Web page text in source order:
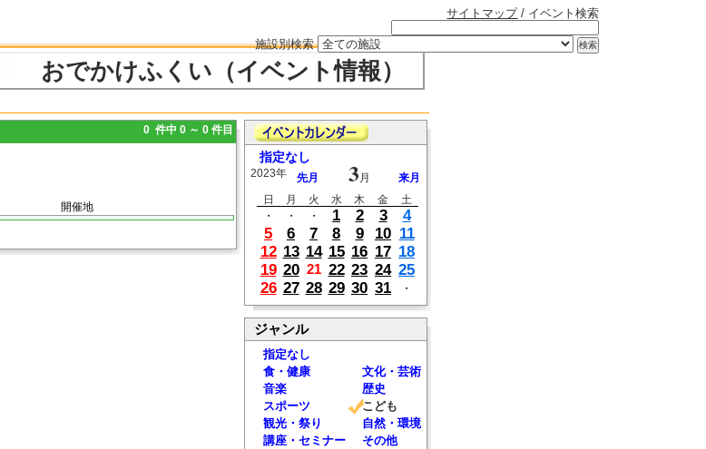
サイトマップ/ イベント検索
施設別検索
おでかけふくい（イベント情報）
0 件中 0 ～ 0 件目
開催地
指定なし
2023年 先月 3 月
来月
日
月 火 水 木 金
土
・
・ ・ 1 2 3
4
5
6 7 8 9 10 11
12 13 14 15 16 17 18
19 20 21 22 23 24 25
26 27 28 29 30 31 ・
ジャンル
指定なし
食・健康
文化・芸術
音楽
歴史
スポーツ
こども
観光・祭り
自然・環境
講座・セミナー
その他